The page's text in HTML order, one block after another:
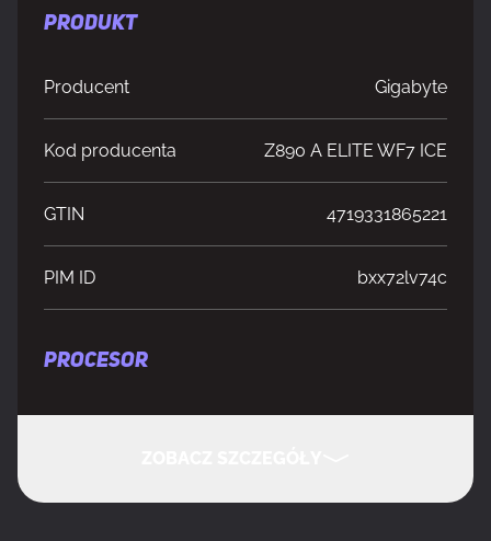
PRODUKT
Producent Gigabyte
Kod producenta Z890 A ELITE WF7 ICE
GTIN 4719331865221
PIM ID bxx72lv74c
PROCESOR